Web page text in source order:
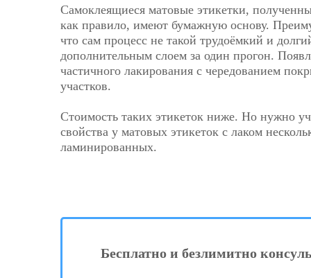
Самоклеящиеся матовые этикетки,
как правило, имеют бумажную основу.
что сам процесс не такой трудоёмкий и
дополнительным слоем за один прогон.
частичного лакирования с чередованием
участков.
Стоимость таких этикеток ниже. Но нужно
свойства у матовых этикеток с лаком
ламинированных.
Бесплатно и безлимитно